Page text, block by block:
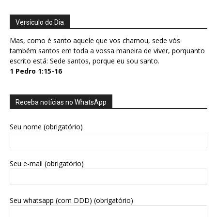
Versículo do Dia
Mas, como é santo aquele que vos chamou, sede vós
também santos em toda a vossa maneira de viver, porquanto
escrito está: Sede santos, porque eu sou santo.
1 Pedro 1:15-16
Receba notícias no WhatsApp
Seu nome (obrigatório)
Seu e-mail (obrigatório)
Seu whatsapp (com DDD) (obrigatório)